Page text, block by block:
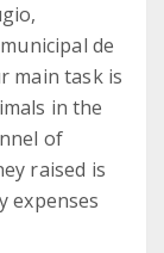
de
main task is
in the
of
raised is
expenses